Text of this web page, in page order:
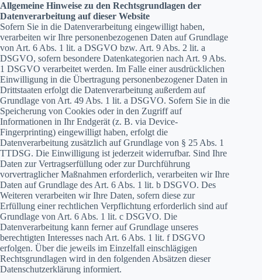
Allgemeine Hinweise zu den Rechtsgrundlagen der
Datenverarbeitung auf dieser Website
Sofern Sie in die Datenverarbeitung eingewilligt haben,
verarbeiten wir Ihre personenbezogenen Daten auf Grundlage
von Art. 6 Abs. 1 lit. a DSGVO bzw. Art. 9 Abs. 2 lit. a
DSGVO, sofern besondere Datenkategorien nach Art. 9 Abs.
1 DSGVO verarbeitet werden. Im Falle einer ausdrücklichen
Einwilligung in die Übertragung personenbezogener Daten in
Drittstaaten erfolgt die Datenverarbeitung außerdem auf
Grundlage von Art. 49 Abs. 1 lit. a DSGVO. Sofern Sie in die
Speicherung von Cookies oder in den Zugriff auf
Informationen in Ihr Endgerät (z. B. via Device-
Fingerprinting) eingewilligt haben, erfolgt die
Datenverarbeitung zusätzlich auf Grundlage von § 25 Abs. 1
TTDSG. Die Einwilligung ist jederzeit widerrufbar. Sind Ihre
Daten zur Vertragserfüllung oder zur Durchführung
vorvertraglicher Maßnahmen erforderlich, verarbeiten wir Ihre
Daten auf Grundlage des Art. 6 Abs. 1 lit. b DSGVO. Des
Weiteren verarbeiten wir Ihre Daten, sofern diese zur
Erfüllung einer rechtlichen Verpflichtung erforderlich sind auf
Grundlage von Art. 6 Abs. 1 lit. c DSGVO. Die
Datenverarbeitung kann ferner auf Grundlage unseres
berechtigten Interesses nach Art. 6 Abs. 1 lit. f DSGVO
erfolgen. Über die jeweils im Einzelfall einschlägigen
Rechtsgrundlagen wird in den folgenden Absätzen dieser
Datenschutzerklärung informiert.